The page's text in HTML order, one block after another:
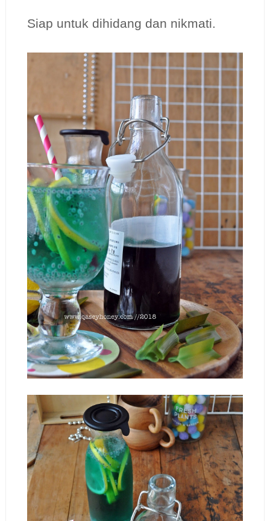
Siap untuk dihidang dan nikmati.